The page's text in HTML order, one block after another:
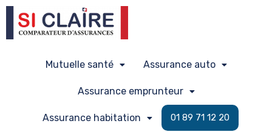
Mutuelle santé Assurance auto
Assurance emprunteur
Assurance habitation 01 89 71 12 20